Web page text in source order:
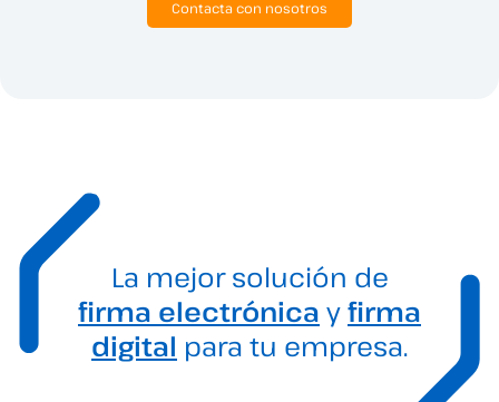
Contacta con nosotros
La mejor solución de
firma electrónica yfirma
digital para tu empresa.